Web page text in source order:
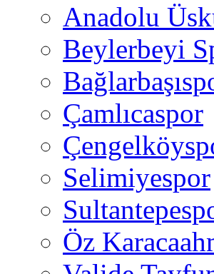
Anadolu
Beylerbeyi
Çamlıcaspor
Selimiyespor
Öz